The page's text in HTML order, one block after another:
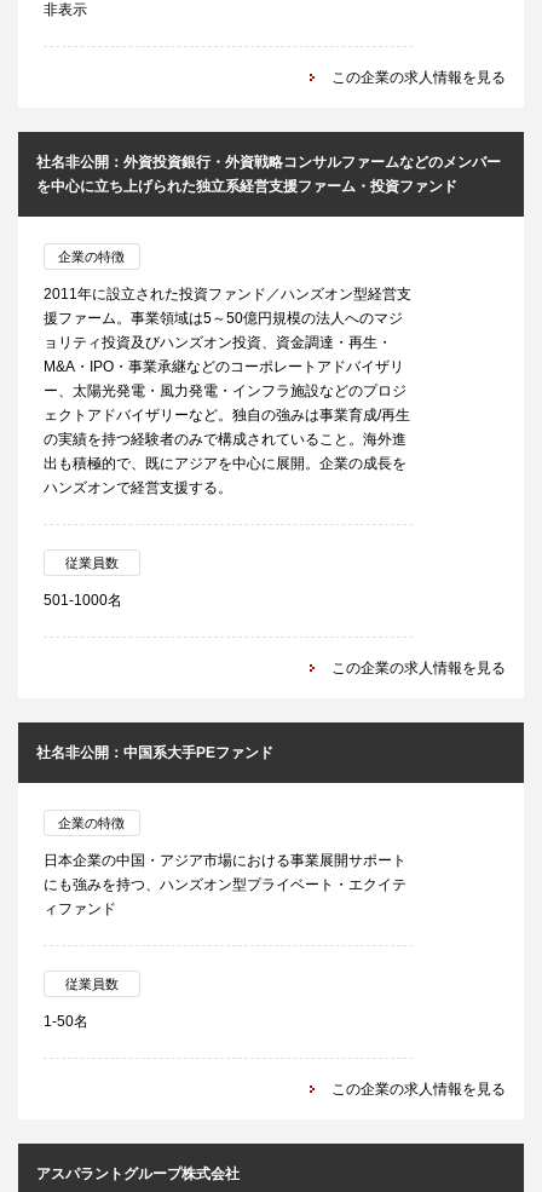
非表示
この企業の求人情報を見る
社名非公開：外資投資銀行・外資戦略コンサルファームなどのメンバー
を中心に立ち上げられた独立系経営支援ファーム・投資ファンド
企業の特徴
2011年に設立された投資ファンド／ハンズオン型経営支
援ファーム。事業領域は5～50億円規模の法人へのマジ
ョリティ投資及びハンズオン投資、資金調達・再生・
M&A・IPO・事業承継などのコーポレートアドバイザリ
ー、太陽光発電・風力発電・インフラ施設などのプロジ
ェクトアドバイザリーなど。独自の強みは事業育成/再生
の実績を持つ経験者のみで構成されていること。海外進
出も積極的で、既にアジアを中心に展開。企業の成長を
ハンズオンで経営支援する。
従業員数
501-1000名
この企業の求人情報を見る
社名非公開：中国系大手PEファンド
企業の特徴
日本企業の中国・アジア市場における事業展開サポート
にも強みを持つ、ハンズオン型プライベート・エクイテ
ィファンド
従業員数
1-50名
この企業の求人情報を見る
アスパラントグループ株式会社